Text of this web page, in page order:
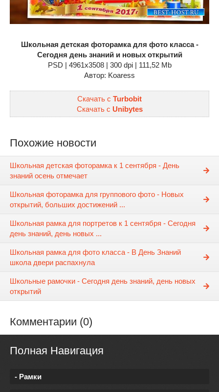
Школьная детская фоторамка для фото класса -
Сегодня день знаний и новых открытий
PSD | 4961x3508 | 300 dpi | 111,52 Mb
Автор: Koaress
Скачать с Turbobit
Скачать с Unibytes
Похожие новости
Школьная детская фоторамка к 1 сентября - День
знаний осень отмечает
Школьная фоторамка для группового фото - Новых
открытий, больших достижений ...
Школьная рамка для портретов к 1 сентября - Сегодня
день знаний, день новых ...
Школьная рамка для фото класса - В День Знаний
школа двери распахнула
Школьные рамочки - Сегодня день знаний, день новых
открытий
Комментарии (0)
Полная Навигация
- Рамки